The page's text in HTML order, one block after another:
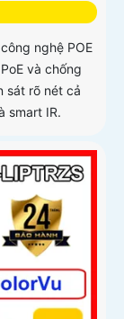
nghệ POE
và chống
sát rõ nét cả
smart IR.